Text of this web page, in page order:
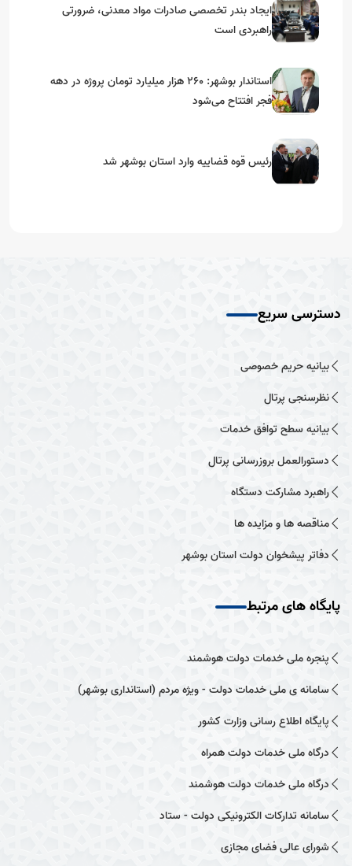
ایجاد بندر تخصصی صادرات مواد معدنی، ضرورتی
راهبردی است
استاندار بوشهر: ۲۶۰ هزار میلیارد تومان پروژه در دهه
فجر افتتاح می‌شود
رئیس قوه قضاییه وارد استان بوشهر شد
دسترسی سریع
بیانیه حریم خصوصی
نظرسنجی پرتال
بیانیه سطح توافق خدمات
دستورالعمل بروزرسانی پرتال
راهبرد مشارکت دستگاه
مناقصه ها و مزایده ها
دفاتر پیشخوان دولت استان بوشهر
پایگاه های مرتبط
پنجره ملی خدمات دولت هوشمند
سامانه ی ملی خدمات دولت - ویژه مردم (استانداری بوشهر)
پایگاه اطلاع رسانی وزارت کشور
درگاه ملی خدمات دولت همراه
درگاه ملی خدمات دولت هوشمند
سامانه تدارکات الکترونیکی دولت - ستاد
شورای عالی فضای مجازی